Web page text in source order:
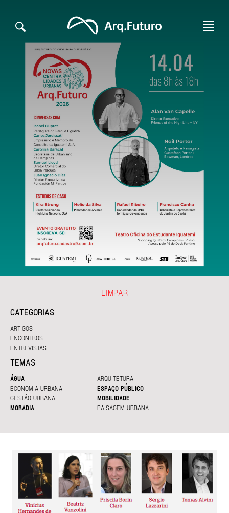
CATEGORIAS
ARTIGOS
ENCONTROS
ENTREVISTAS
TEMAS
ÁGUA
ARQUITETURA
ECONOMIA URBANA
ESPAÇO PÚBLICO
GESTÃO URBANA
MOBILIDADE
MORADIA
PAISAGEM URBANA
LIMPAR